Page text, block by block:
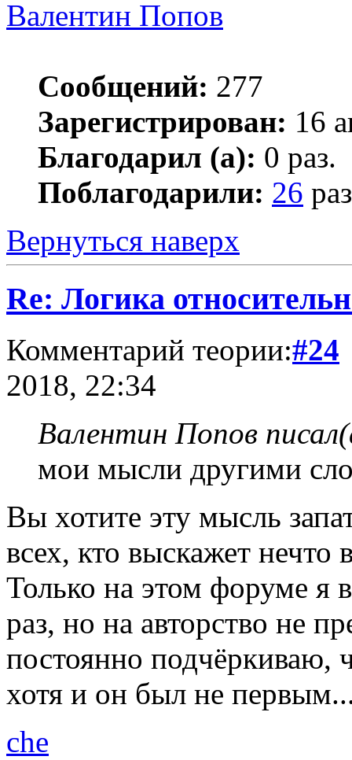
Валентин Попов
Сообщений: 277
Зарегистрирован: 16
Благодарил (а): 0 раз.
Поблагодарили: 26
Вернуться наверх
Re: Логика
Комментарий теории:#24
2018, 22:34
Валентин Попов
мои мысли другими
Вы хотите эту мысль
всех, кто выскажет нечто
Только на этом форуме я
раз, но на авторство не
постоянно подчёркиваю,
хотя и он был не
che